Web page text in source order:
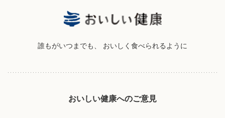
誰もがいつまでも、 おいしく食べられるように
おいしい健康へのご意見